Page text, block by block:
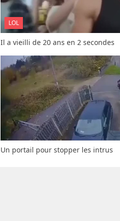
LOL
Il a vieilli de 20 ans en 2 secondes
Un portail pour stopper les intrus